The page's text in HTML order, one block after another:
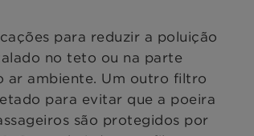
para reduzir a poluição
no teto ou na parte
ar ambiente. Um outro filtro
para evitar que a poeira
são protegidos por